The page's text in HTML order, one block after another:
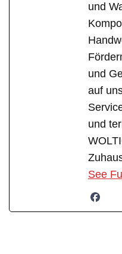
und
und
auf
und
See